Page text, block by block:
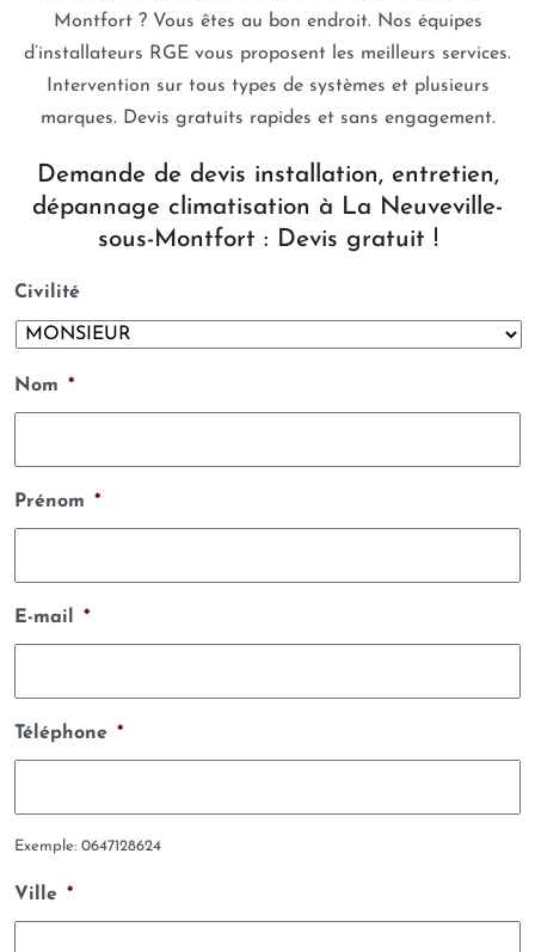
Montfort ? Vous êtes au bon endroit. Nos équipes
d’installateurs RGE vous proposent les meilleurs services.
Intervention sur tous types de systèmes et plusieurs
marques. Devis gratuits rapides et sans engagement.
Demande de devis installation, entretien,
dépannage climatisation à La Neuveville-
sous-Montfort : Devis gratuit !
Civilité
Nom *
Prénom *
E-mail *
Téléphone *
Exemple: 0647128624
Ville *